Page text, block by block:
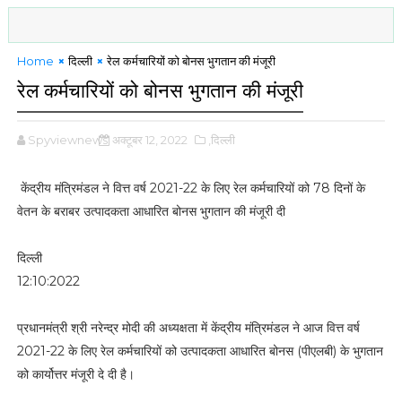
Home दिल्ली रेल कर्मचारियों को बोनस भुगतान की मंजूरी
रेल कर्मचारियों को बोनस भुगतान की मंजूरी
Spyviewnews अक्टूबर 12, 2022 ,दिल्ली
केंद्रीय मंत्रिमंडल ने वित्त वर्ष 2021-22 के लिए रेल कर्मचारियों को 78 दिनों के
वेतन के बराबर उत्पादकता आधारित बोनस भुगतान की मंजूरी दी
दिल्ली
12:10:2022
प्रधानमंत्री श्री नरेन्‍द्र मोदी की अध्‍यक्षता में केंद्रीय मंत्रिमंडल ने आज वित्त वर्ष
2021-22 के लिए रेल कर्मचारियों को उत्‍पादकता आधारित बोनस (पीएलबी) के भुगतान
को कार्योत्तर मंजूरी दे दी है।